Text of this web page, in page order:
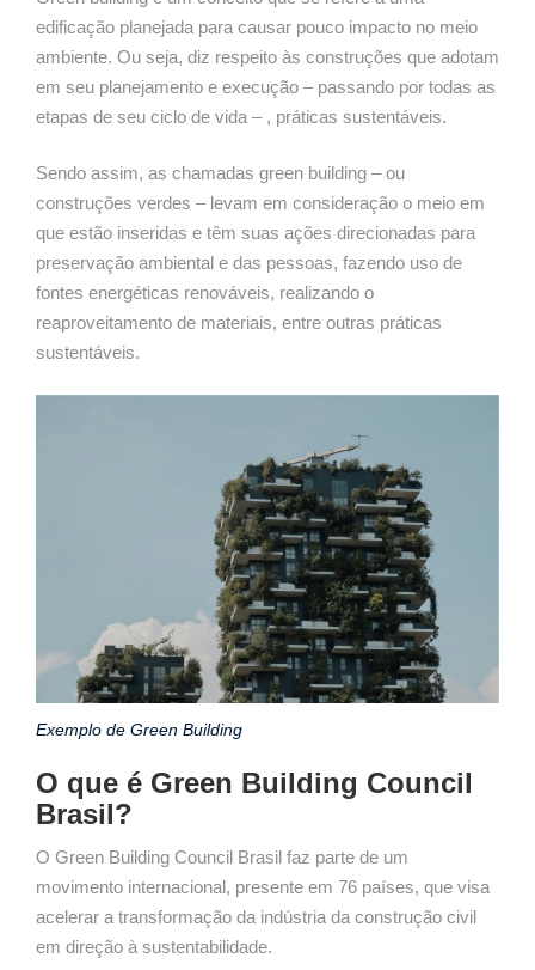
edificação planejada para causar pouco impacto no meio
ambiente. Ou seja, diz respeito às construções que adotam
em seu planejamento e execução – passando por todas as
etapas de seu ciclo de vida – , práticas sustentáveis.
Sendo assim, as chamadas green building – ou
construções verdes – levam em consideração o meio em
que estão inseridas e têm suas ações direcionadas para
preservação ambiental e das pessoas, fazendo uso de
fontes energéticas renováveis, realizando o
reaproveitamento de materiais, entre outras práticas
sustentáveis.
Exemplo de Green Building
O que é Green Building Council
Brasil?
O Green Building Council Brasil faz parte de um
movimento internacional, presente em 76 países, que visa
acelerar a transformação da indústria da construção civil
em direção à sustentabilidade.